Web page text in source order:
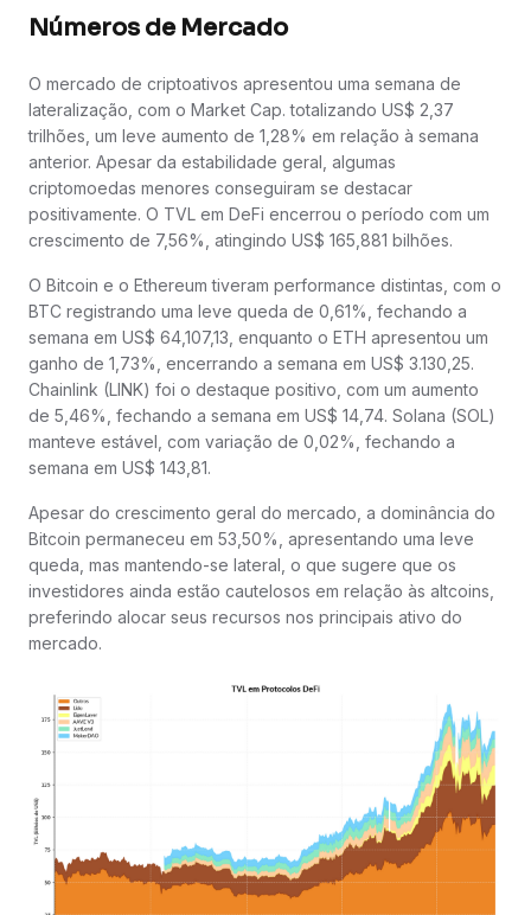
Números de Mercado
O mercado de criptoativos apresentou uma semana de
lateralização, com o Market Cap. totalizando US$ 2,37
trilhões, um leve aumento de 1,28% em relação à semana
anterior. Apesar da estabilidade geral, algumas
criptomoedas menores conseguiram se destacar
positivamente. O TVL em DeFi encerrou o período com um
crescimento de 7,56%, atingindo US$ 165,881 bilhões.
O Bitcoin e o Ethereum tiveram performance distintas, com o
BTC registrando uma leve queda de 0,61%, fechando a
semana em US$ 64,107,13, enquanto o ETH apresentou um
ganho de 1,73%, encerrando a semana em US$ 3.130,25.
Chainlink (LINK) foi o destaque positivo, com um aumento
de 5,46%, fechando a semana em US$ 14,74. Solana (SOL)
manteve estável, com variação de 0,02%, fechando a
semana em US$ 143,81.
Apesar do crescimento geral do mercado, a dominância do
Bitcoin permaneceu em 53,50%, apresentando uma leve
queda, mas mantendo-se lateral, o que sugere que os
investidores ainda estão cautelosos em relação às altcoins,
preferindo alocar seus recursos nos principais ativo do
mercado.